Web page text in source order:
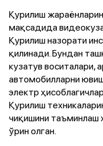
Қурилиш
мақсадида
Қурилиш назорати
қилинади. Бундан
кузатув воситалари,
автомобилларни
электр
Қурилиш
чиқишини таъминлаш
ўрин олган.